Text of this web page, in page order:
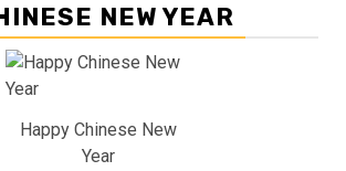
NEW YEAR
Happy Chinese New
Year